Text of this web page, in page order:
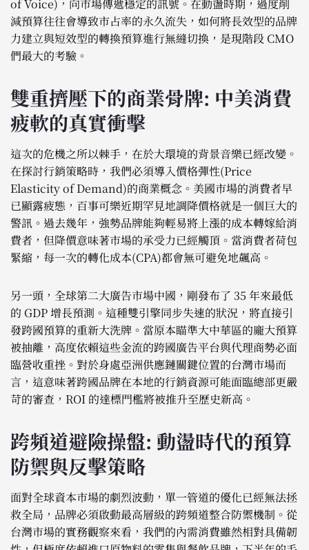
of Voice)，向市場傳遞穩定的訊號。在動盪時期，過度削
減預算往往會導致市占率的永久流失，如何將長效型的品牌
力建立與短效型的轉換預算進行無縫切換，是現階段 CMO
們最大的考驗。
雙重擠壓下的商業骨牌: 中美消費
疲軟的真實衝擊
這次的危機之所以棘手，在於大環境的背景音樂已經改變。
在探討行銷策略時，我們必須導入價格彈性(Price
Elasticity of Demand)的商業概念。美國市場的消費者早
已顯露疲態，百事可樂近期罕見地調降價格就是一個巨大的
警訊。過去幾年，強勢品牌能夠輕易將上漲的成本轉嫁給消
費者，但降價意味著市場的承受力已經觸頂。當消費者荷包
緊縮，每一次的轉化成本(CPA)都會無可避免地飆高。
另一頭，全球第二大廣告市場中國，剛發布了 35 年來最低
的 GDP 增長預測。這種雙引擎同步失速的狀況，將直接引
發跨國預算的重新大洗牌。當原本瞄準大中華區的龐大預算
被抽離，高度依賴這些金流的跨國廣告平台與代理商勢必面
臨營收重挫。對於身處亞洲供應鏈關鍵位置的台灣市場而
言，這意味著跨國品牌在本地的行銷資源可能面臨總部更嚴
苛的審查，ROI 的達標門檻將被推升至歷史新高。
跨頻道避險操盤: 動盪時代的預算
防禦與反擊策略
面對全球資本市場的劇烈波動，單一管道的優化已經無法拯
救全局，品牌必須啟動最高層級的跨頻道整合防禦機制。從
台灣市場的實務觀察來看，我們的內需消費雖然相對具備韌